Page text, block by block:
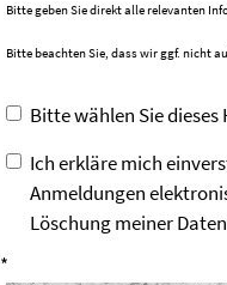
Bitte geben Sie direkt alle relevanten
Bitte beachten Sie, dass wir ggf. nicht
Bitte wählen Sie
Ich erkläre mich
Anmeldungen
Löschung meiner
*